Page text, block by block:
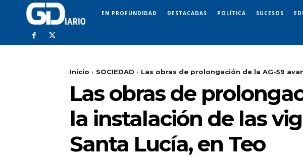
EN PROFUNDIDAD DESTACADAS POLÍTICA SUCESOS
Inicio SOCIEDAD Las obras de prolongación de la AG-59
Las obras de
la instalación de las
Santa Lucía, en Teo